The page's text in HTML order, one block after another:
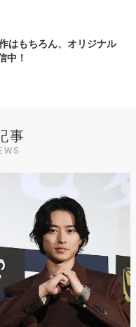
はもちろん、オリジナル
中！
事